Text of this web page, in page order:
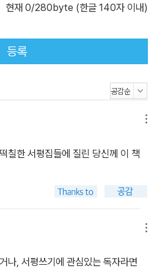
현재 0/280byte (한글 140자 이내)
등록
칠한 서평집들에 질린 당신께 이 책
나, 서평쓰기에 관심있는 독자라면